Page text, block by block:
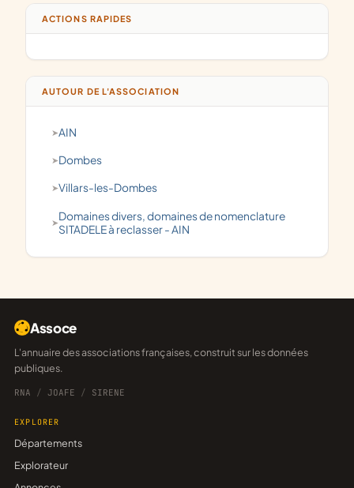
ACTIONS RAPIDES
AUTOUR DE L'ASSOCIATION
AIN
Dombes
Villars-les-Dombes
domaines divers, domaines de nomenclature
SITADELE à reclasser - AIN
Assoce
L'annuaire des associations françaises, construit sur les données
publiques.
RNA / JOAFE / SIRENE
EXPLORER
Départements
Explorateur